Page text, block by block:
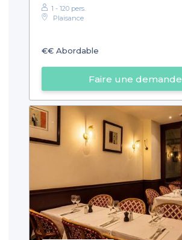
1 - 120 pers.
Plaisance
€€ Abordable
Faire une demande